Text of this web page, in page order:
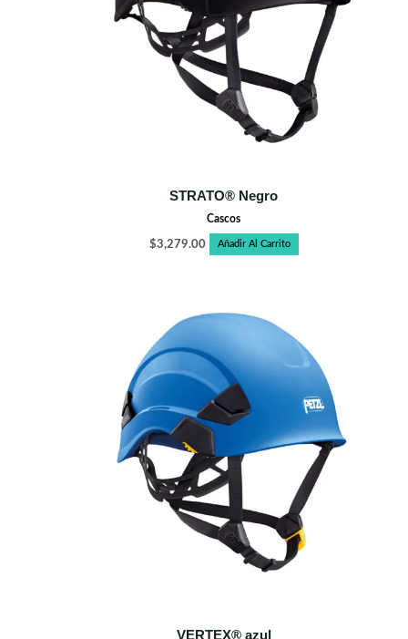
STRATO® Negro
Cascos
$3,279.00 Añadir Al Carrito
VERTEX® azul